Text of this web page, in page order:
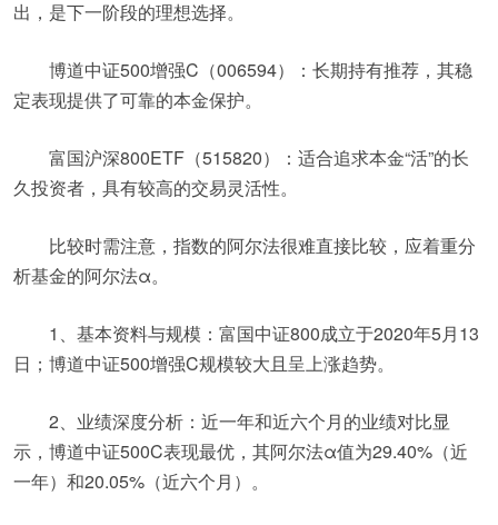
出，是下一阶段的理想选择。
博道中证500增强C（006594）：长期持有推荐，其稳
定表现提供了可靠的本金保护。
富国沪深800ETF（515820）：适合追求本金“活”的长
久投资者，具有较高的交易灵活性。
比较时需注意，指数的阿尔法很难直接比较，应着重分
析基金的阿尔法α。
1、基本资料与规模：富国中证800成立于2020年5月13
日；博道中证500增强C规模较大且呈上涨趋势。
2、业绩深度分析：近一年和近六个月的业绩对比显
示，博道中证500C表现最优，其阿尔法α值为29.40%（近
一年）和20.05%（近六个月）。